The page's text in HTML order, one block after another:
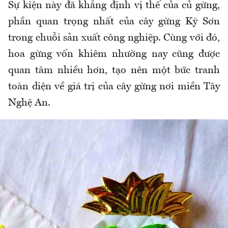
Sự kiện này đã khẳng định vị thế của củ gừng,
phần quan trọng nhất của cây gừng Kỳ Sơn
trong chuỗi sản xuất công nghiệp. Cùng với đó,
hoa gừng vốn khiêm nhường nay cũng được
quan tâm nhiều hơn, tạo nên một bức tranh
toàn diện về giá trị của cây gừng nơi miền Tây
Nghệ An.